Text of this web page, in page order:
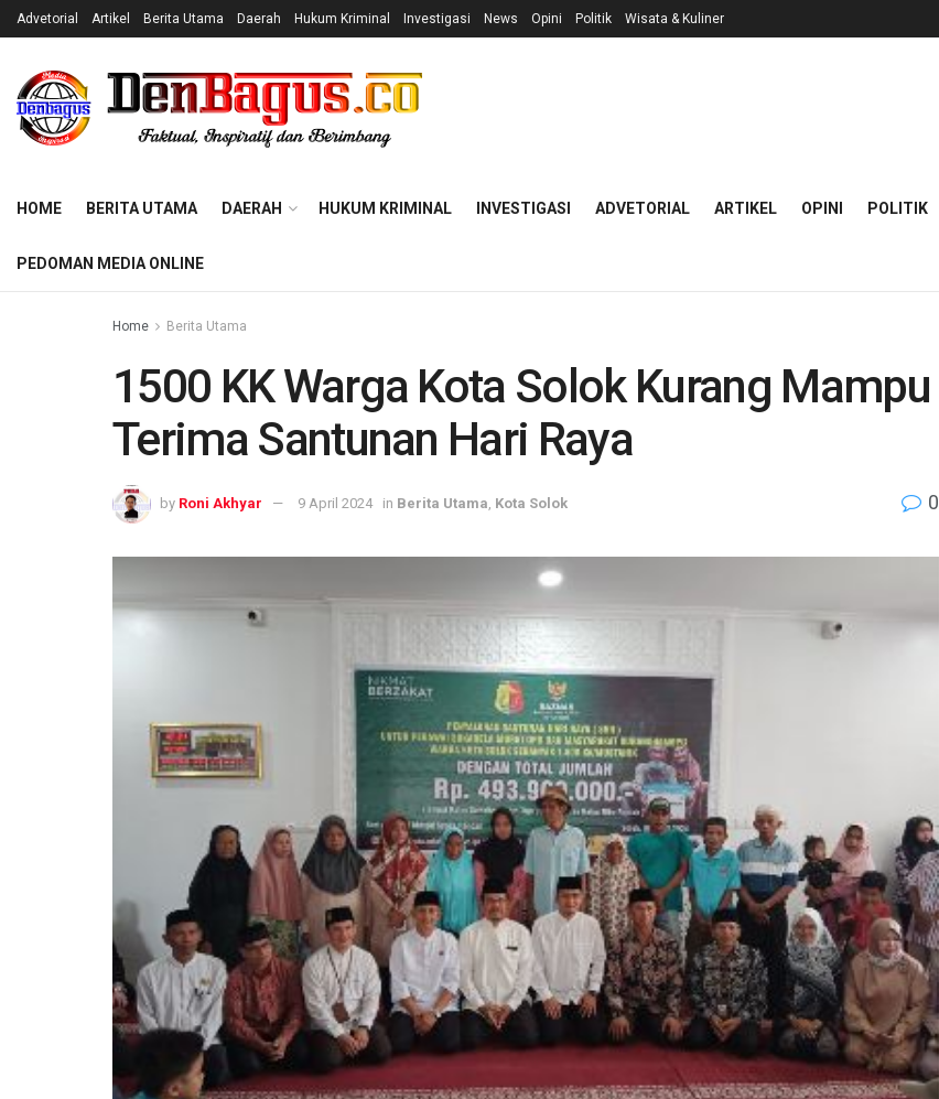
Advetorial Artikel Berita Utama Daerah Hukum Kriminal Investigasi News Opini Politik Wisata & Kuliner
HOME BERITA UTAMA DAERAH HUKUM KRIMINAL INVESTIGASI ADVETORIAL ARTIKEL OPINI POLITIK
PEDOMAN MEDIA ONLINE
Home Berita Utama
1500 KK Warga Kota Solok Kurang Mampu
Terima Santunan Hari Raya
by Roni Akhyar 9 April 2024 in Berita Utama Kota Solok 0